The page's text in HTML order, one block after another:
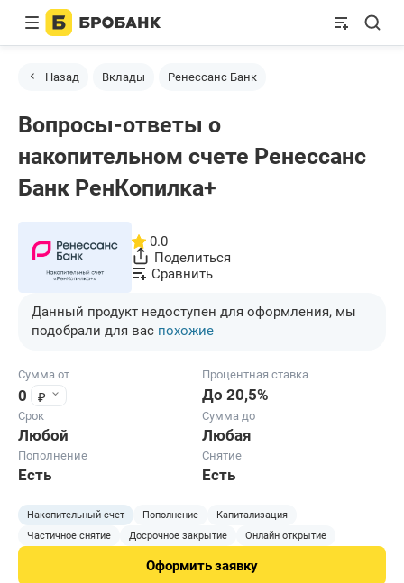
Назад Вклады Ренессанс Банк
Вопросы-ответы о
накопительном счете Ренессанс
Банк РенКопилка+
0.0
Поделиться
Сравнить
Данный продукт недоступен для оформления, мы
подобрали для вас похожие
Сумма от
0 ₽
Процентная ставка
До 20,5%
Срок
Любой
Сумма до
Любая
Пополнение
Есть
Снятие
Есть
Накопительный счет Пополнение
Капитализация
Частичное снятие
Досрочное закрытие Онлайн открытие
Оформитьзаявку